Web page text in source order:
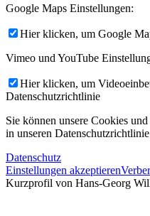
Google Maps Einstellungen:
Hier klicken, um Google
Vimeo und YouTube
Hier klicken, um
Datenschutzrichtlinie
Sie können unsere Cookies
in unseren
Datenschutz
Einstellungen akzeptieren
Kurzprofil von Hans-Georg